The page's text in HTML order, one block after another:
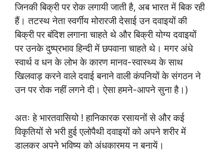
जिनकी बिक्री पर रोक लगायी जाती है, अब भारत में बिक रही
हैं। तटस्थ नेता स्वर्गीय मोरारजी देसाई उन दवाइयों की
बिक्री पर बंदिश लगाना चाहते थे और बिक्री योग्य दवाइयों
पर उनके दुष्प्रभाव हिन्दी में छपवाना चाहते थे। मगर अंधे
स्वार्थ व धन के लोभ के कारण मानव-स्वास्थ्य के साथ
खिलवाड़ करने वाले दवाई बनाने वाली कंपनियों के संगठन ने
उन पर रोक नहीं लगने दी। ऐसा हमने-आपने सुना है।)
अतः हे भारतवासियो ! हानिकारक रसायनों से और कई
विकृतियों से भरी हुई एलोपैथी दवाइयों को अपने शरीर में
डालकर अपने भविष्य को अंधकारमय न बनायें।